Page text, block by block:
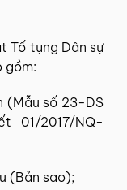
Tố tụng Dân sự
gồm:
(Mẫu số 23-DS
01/2017/NQ-
(Bản sao);